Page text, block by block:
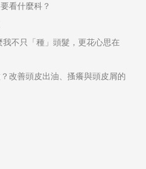
看什麼科？
不只「種」頭髮，更花心思在
改善頭皮出油、搔癢與頭皮屑的